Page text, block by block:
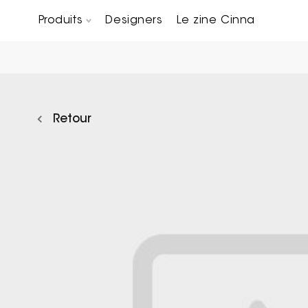
Produits Designers Le zine Cinna
Retour